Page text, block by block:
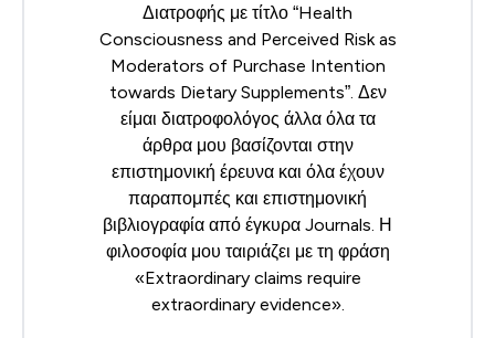
Διατροφής με τίτλο “Health
Consciousness and Perceived Risk as
Moderators of Purchase Intention
towards Dietary Supplements”. Δεν
είμαι διατροφολόγος άλλα όλα τα
άρθρα μου βασίζονται στην
επιστημονική έρευνα και όλα έχουν
παραπομπές και επιστημονική
βιβλιογραφία από έγκυρα Journals. Η
φιλοσοφία μου ταιριάζει με τη φράση
«Extraordinary claims require
extraordinary evidence».